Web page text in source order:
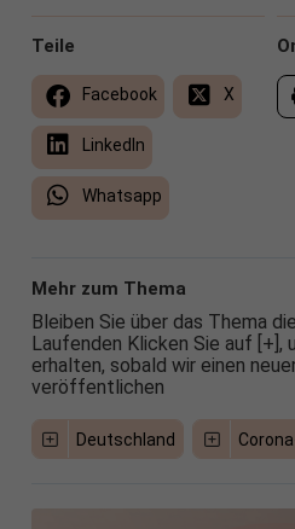
Teile
Facebook X
LinkedIn
Whatsapp
Mehr zum Thema
Bleiben Sie über das Thema
Laufenden Klicken Sie auf [+],
erhalten, sobald wir einen
veröffentlichen
Deutschland